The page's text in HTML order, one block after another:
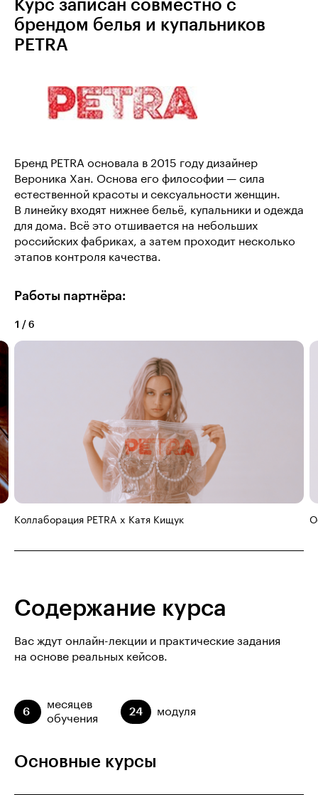
Курс записан совместно с
брендом белья и купальников
PETRA
Бренд PETRA основала в 2015 году дизайнер
Вероника Хан. Основа его философии — сила
естественной красоты и сексуальности женщин.
В линейку входят нижнее бельё, купальники и одежда
для дома. Всё это отшивается на небольших
российских фабриках, а затем проходит несколько
этапов контроля качества.
Работы партнёра:
1 / 6
Коллаборация PETRA x Катя Кищук
Содержание курса
Вас ждут онлайн-лекции и практические задания
на основе реальных кейсов.
6
месяцев
обучения
24 модуля
Основные курсы